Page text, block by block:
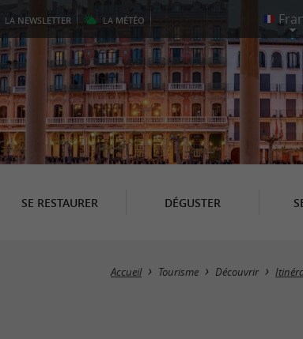
LA NEWSLETTER LA MÉTÉO
SE RESTAURER DÉGUSTER
Accueil Tourisme Découvrir